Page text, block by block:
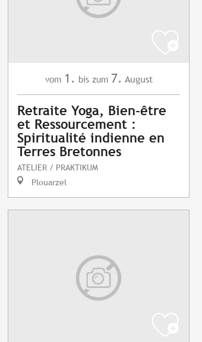
vom 1. bis zum 7. August
Retraite Yoga, Bien-être
et Ressourcement :
Spiritualité indienne en
Terres Bretonnes
ATELIER / PRAKTIKUM
Plouarzel